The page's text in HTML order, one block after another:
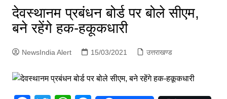
देवस्थानम प्रबंधन बोर्ड पर बोले सीएम,
बने रहेंगे हक-हकूकधारी
NewsIndia Alert 15/03/2021 उत्तराखण्ड